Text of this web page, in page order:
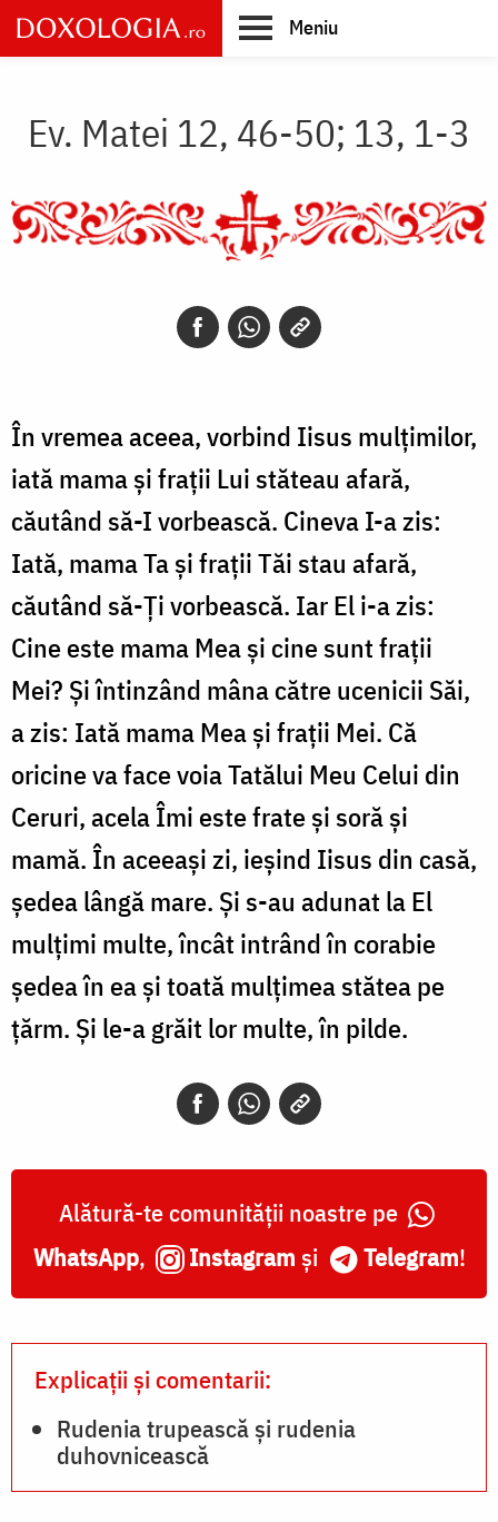
Skip
to
main
Meniu
Ev. Matei 12, 46-50; 13, 1-3
În vremea aceea, vorbind Iisus mulțimilor,
iată mama și frații Lui stăteau afară,
căutând să-I vorbească. Cineva I-a zis:
Iată, mama Ta și frații Tăi stau afară,
căutând să-Ți vorbească. Iar El i-a zis:
Cine este mama Mea și cine sunt frații
Mei? Și întinzând mâna către ucenicii Săi,
a zis: Iată mama Mea și frații Mei. Că
oricine va face voia Tatălui Meu Celui din
Ceruri, acela Îmi este frate și soră și
mamă. În aceeași zi, ieșind Iisus din casă,
ședea lângă mare. Și s-au adunat la El
mulțimi multe, încât intrând în corabie
ședea în ea și toată mulțimea stătea pe
țărm. Și le-a grăit lor multe, în pilde.
Alătură-te comunității noastre pe
WhatsApp, Instagram și Telegram!
Explicații și comentarii:
Rudenia trupească și rudenia
duhovnicească